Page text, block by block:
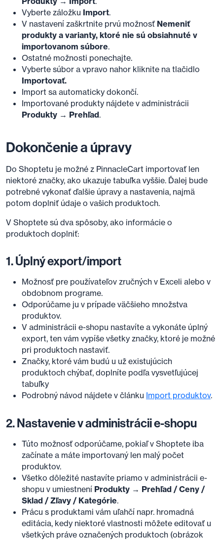
Vyberte záložku Import.
V nastavení zaškrtnite prvú možnosť Nemeniť
produkty a varianty, ktoré nie sú obsiahnuté v
importovanom súbore.
Ostatné možnosti ponechajte.
Vyberte súbor a vpravo nahor kliknite na tlačidlo
Importovať.
Import sa automaticky dokončí.
Importované produkty nájdete v administrácii
Produkty → Prehľad.
Dokončenie a úpravy
Do Shoptetu je možné z PinnacleCart importovať len
niektoré značky, ako ukazuje tabuľka vyššie. Ďalej bude
potrebné vykonať ďalšie úpravy a nastavenia, najmä
potom doplniť údaje o vašich produktoch.
V Shoptete sú dva spôsoby, ako informácie o
produktoch doplniť:
1. Úplný export/import
Možnosť pre používateľov zručných v Exceli alebo v
obdobnom programe.
Odporúčame ju v prípade väčšieho množstva
produktov.
V administrácii e-shopu nastavíte a vykonáte úplný
export, ten vám vypíše všetky značky, ktoré je možné
pri produktoch nastaviť.
Značky, ktoré vám budú u už existujúcich
produktoch chýbať, doplníte podľa vysvetľujúcej
tabuľky
Podrobný návod nájdete v článku Import produktov.
2. Nastavenie v administrácii e-shopu
Túto možnosť odporúčame, pokiaľ v Shoptete iba
začínate a máte importovaný len malý počet
produktov.
Všetko dôležité nastavíte priamo v administrácii e-
shopu v umiestnení Produkty → Prehľad / Ceny /
Sklad / Zľavy / Kategórie.
Prácu s produktami vám uľahčí napr. hromadná
editácia, kedy niektoré vlastnosti môžete editovať u
všetkých práve označených produktoch (obrázok